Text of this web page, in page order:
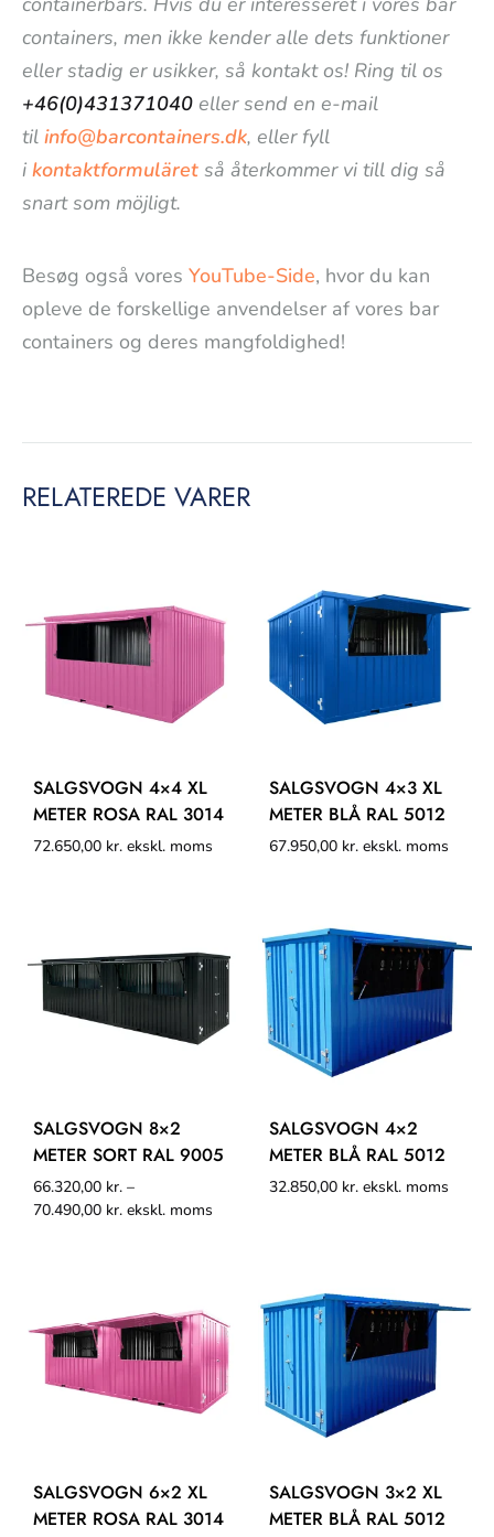
containers, men ikke kender alle dets funktioner
eller stadig er usikker, så kontakt os! Ring til os
+46(0)431371040 eller send en e-mail
til info@barcontainers.dk, eller fyll
i kontaktformuläret så återkommer vi till dig så
snart som möjligt.
Besøg også vores YouTube-Side, hvor du kan
opleve de forskellige anvendelser af vores bar
containers og deres mangfoldighed!
RELATEREDE VARER
SALGSVOGN 4×4 XL
METER ROSA RAL 3014
72.650,00 kr. ekskl. moms
SALGSVOGN 4×3 XL
METER BLÅ RAL 5012
67.950,00 kr. ekskl. moms
SALGSVOGN 8×2
METER SORT RAL 9005
66.320,00 kr. –
70.490,00 kr. ekskl. moms
SALGSVOGN 4×2
METER BLÅ RAL 5012
32.850,00 kr. ekskl. moms
SALGSVOGN 6×2 XL
METER ROSA RAL 3014
SALGSVOGN 3×2 XL
METER BLÅ RAL 5012